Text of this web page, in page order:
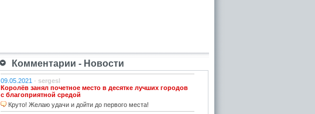
Комментарии - Новости
09.05.2021 - sergesl
Королёв занял почетное место в десятке лучших городов
с благоприятной средой
Круто! Желаю удачи и дойти до первого места!